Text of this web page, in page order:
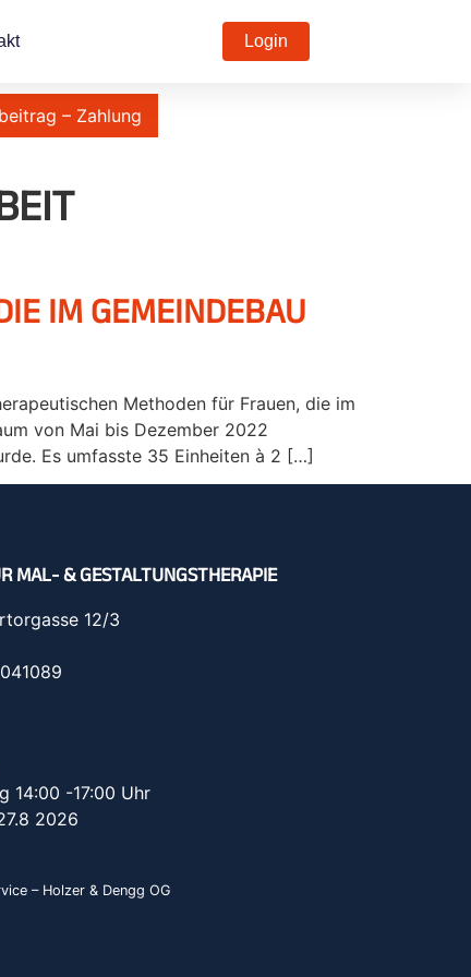
Login
– Zahlung
IM GEMEINDEBAU
Methoden für Frauen, die im
von Mai bis Dezember 2022
Es umfasste 35 Einheiten à 2 […]
MAL- & GESTALTUNGSTHERAPIE
12/3
14:00 -17:00 Uhr
2026
– Holzer & Dengg OG